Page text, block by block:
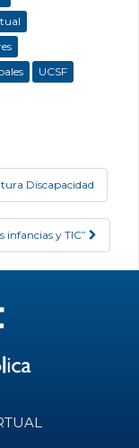
UCSF
Discapacidad
infancias y TIC”